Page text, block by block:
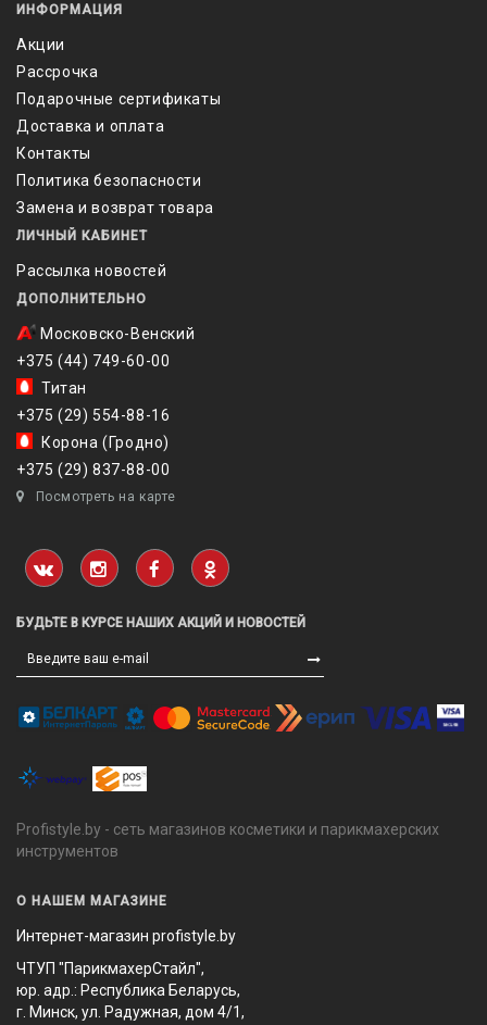
ИНФОРМАЦИЯ
Акции
Рассрочка
Подарочные сертификаты
Доставка и оплата
Контакты
Политика безопасности
Замена и возврат товара
ЛИЧНЫЙ КАБИНЕТ
Рассылка новостей
ДОПОЛНИТЕЛЬНО
Московско-Венский
+375 (44) 749-60-00
Титан
+375 (29) 554-88-16
Корона (Гродно)
+375 (29) 837-88-00
Посмотреть на карте
БУДЬТЕ В КУРСЕ НАШИХ АКЦИЙ И НОВОСТЕЙ
Profistyle.by - сеть магазинов косметики и парикмахерских
инструментов
О НАШЕМ МАГАЗИНЕ
Интернет-магазин profistyle.by
ЧТУП "ПарикмахерСтайл",
юр. адр.: Республика Беларусь,
г. Минск, ул. Радужная, дом 4/1,